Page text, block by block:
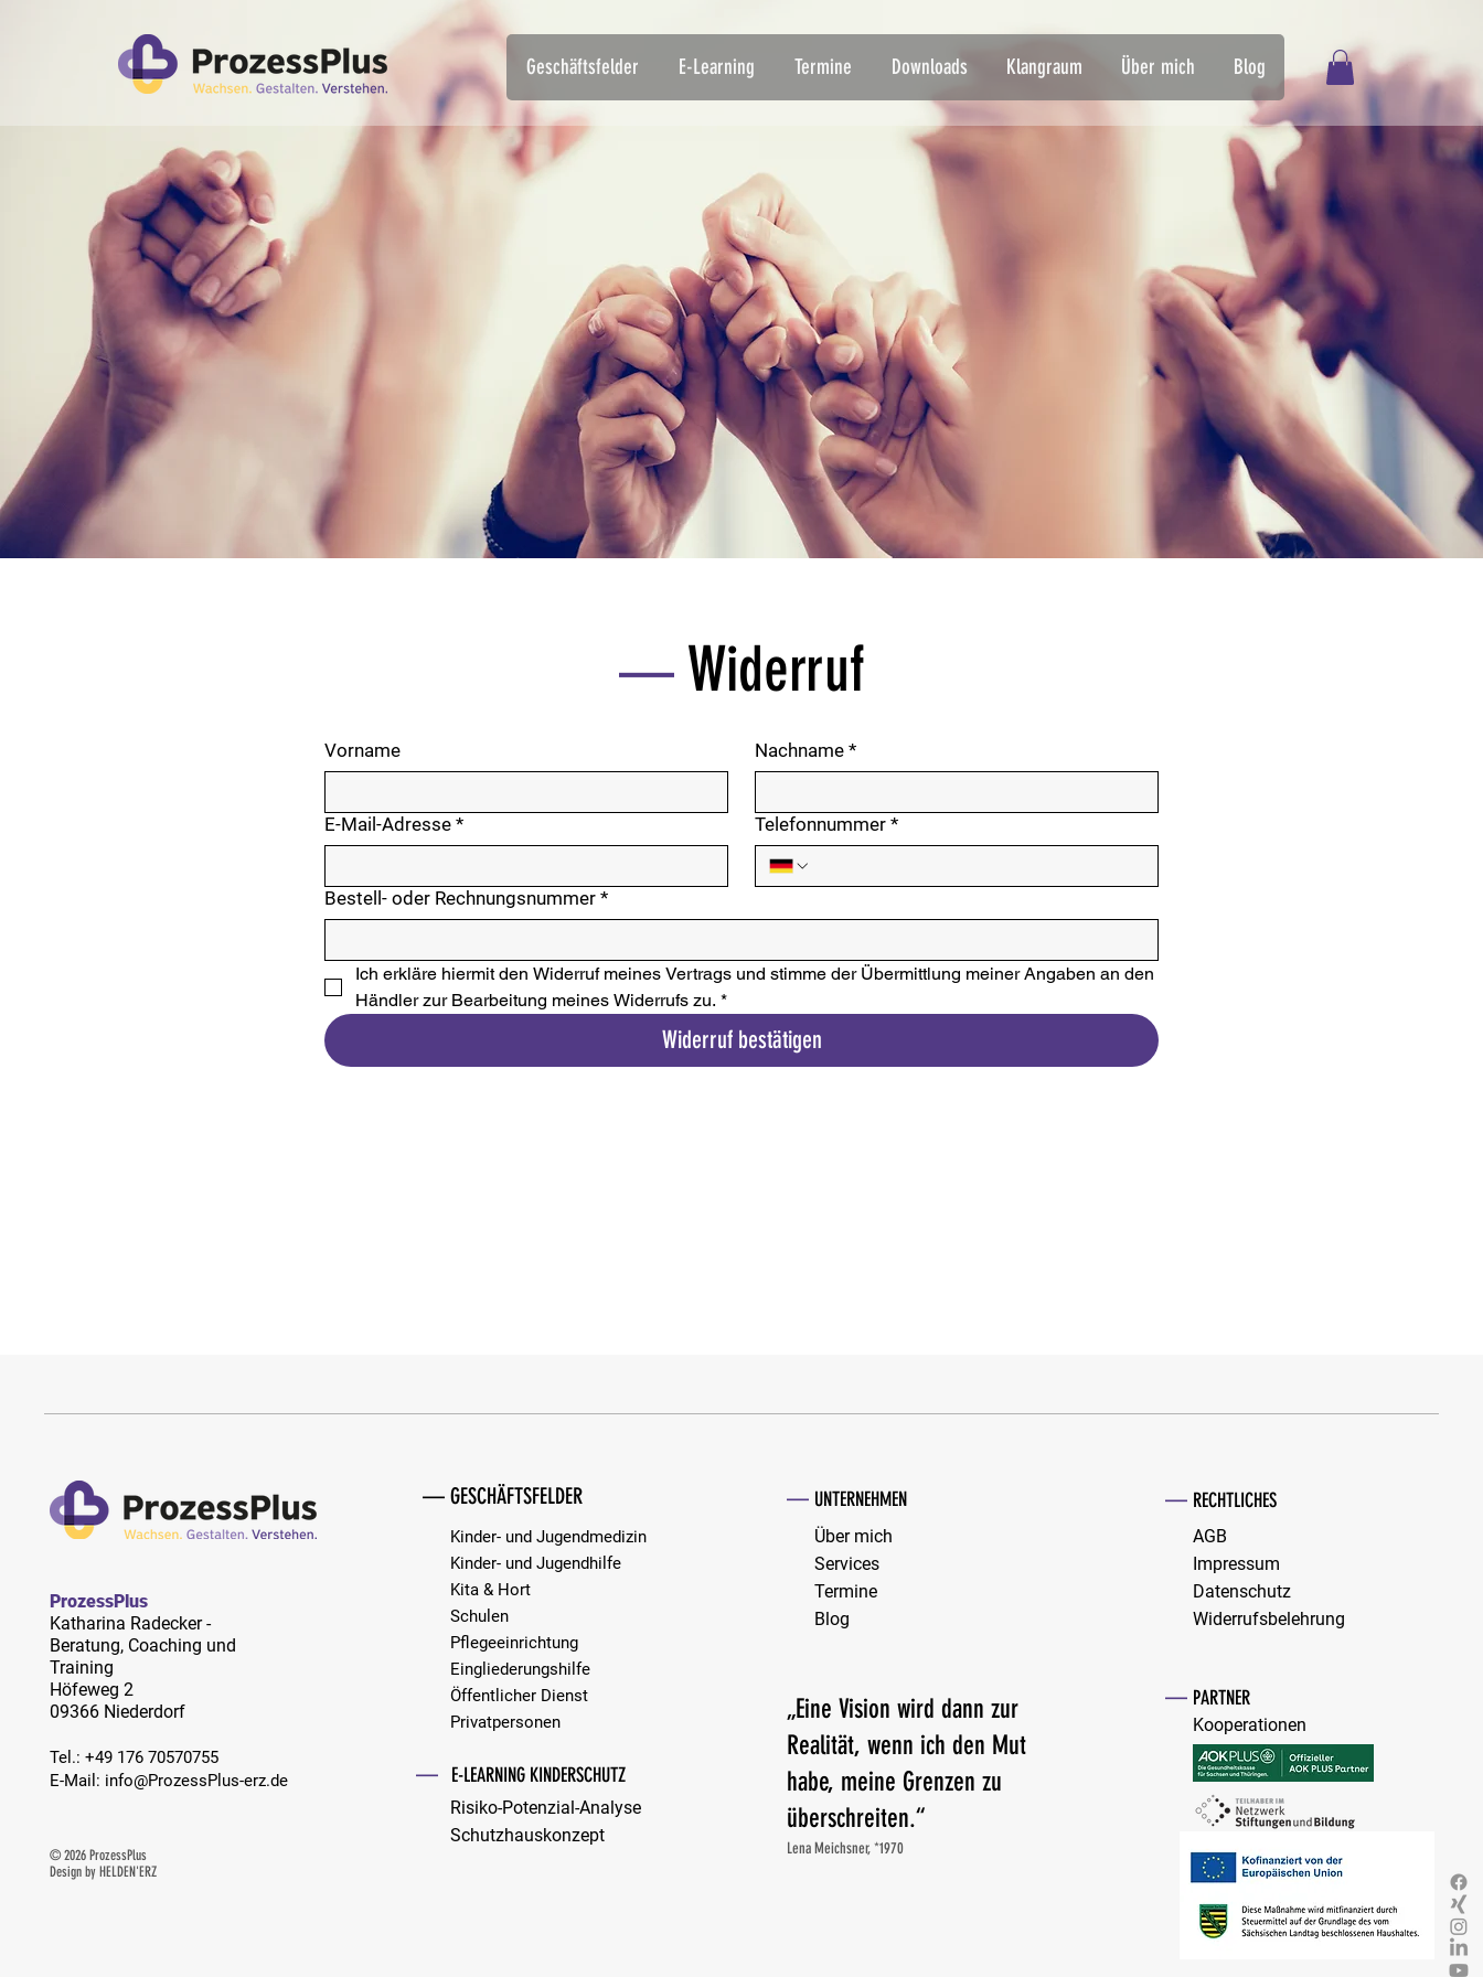
Geschäftsfelder E-Learning Termine Downloads Klangraum Über mich Blog
— Widerruf
Vorname Nachname *
E-Mail-Adresse * Telefonnummer *
Bestell- oder Rechnungsnummer *
Ich erkläre hiermit den Widerruf meines Vertrags und stimme der Übermittlung meiner Angaben an den
Händler zur Bearbeitung meines Widerrufs zu. *
Widerruf bestätigen
ProzessPlus
Katharina Radecker -
Beratung, Coaching und
Training
Höfeweg 2
09366 Niederdorf
Tel.: ​+49 176 70570755
E-Mail: info@ProzessPlus-erz.de
© 2026 ProzessPlus
Design by HELDEN'ERZ
— GESCHÄFTSFELDER
Kinder- und Jugendmedizin
Kinder- und Jugendhilfe
Kita & Hort
Schulen
Pflegeeinrichtung
Eingliederungshilfe
Öffentlicher Dienst
Privatpersonen​​
— E-LEARNING KINDERSCHUTZ
Risiko-Potenzial-Analyse
Schutzhauskonzept
— UNTERNEHMEN
Über mich
Services
Termine
Blog
„Eine Vision wird dann zur
Realität, wenn ich den Mut
habe, meine Grenzen zu
überschreiten.“
Lena Meichsner, *1970
— RECHTLICHES
AGB
Impressum
Datenschutz
Widerrufsbelehrung
— PARTNER
Kooperationen